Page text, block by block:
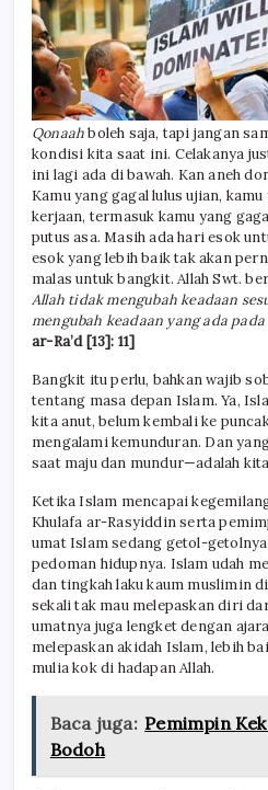
Qonaahboleh saja, tapi jangan
kondisi kita saat ini. Celakanya
ini lagi ada di bawah. Kan aneh
Kamu yang gagal lulus ujian,
kerjaan, termasuk kamu yang
putus asa. Masih ada hari esok
esok yang lebih baik tak akan
malas untuk bangkit. Allah Swt.
Allah tidak mengubah keadaan
mengubah keadaan yang ada
ar-Ra’d [13]: 11]
Bangkit itu perlu, bahkan wajib
tentang masa depan Islam. Ya,
kita anut, belum kembali ke
mengalami kemunduran. Dan
saat maju dan mundur—adalah
Ketika Islam mencapai
Khulafa ar-Rasyiddin serta
umat Islam sedang getol-
pedoman hidupnya. Islam udah
dan tingkah laku kaum muslimin
sekali tak mau mele­paskan diri
umat­nya juga lengket dengan
melepaskan akidah Islam, lebih
mulia kok di hadapan Allah.
Baca juga: Pemimpin
Bodoh